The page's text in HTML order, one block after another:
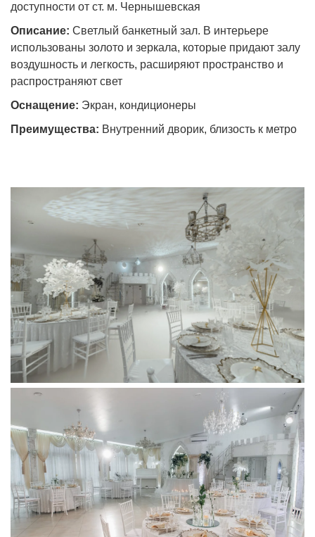
доступности от ст. м. Чернышевская
Описание: Светлый банкетный зал. В интерьере
использованы золото и зеркала, которые придают залу
воздушность и легкость, расширяют пространство и
распространяют свет
Оснащение: Экран, кондиционеры
Преимущества: Внутренний дворик, близость к метро